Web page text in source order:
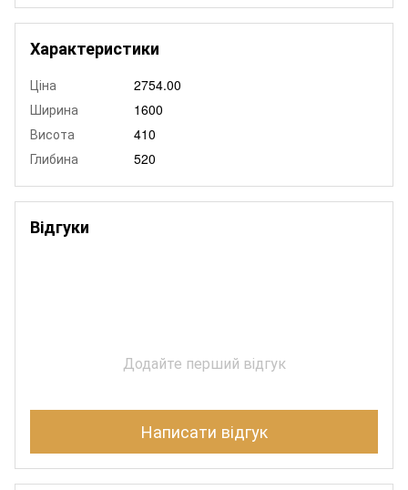
Характеристики
Ціна
2754.00
Ширина
1600
Висота
410
Глибина
520
Відгуки
Додайте перший відгук
Написати відгук